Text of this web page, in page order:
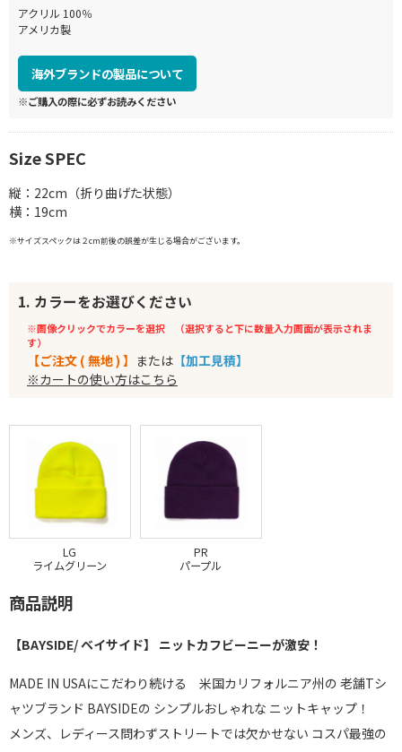
アクリル 100％
アメリカ製
海外ブランドの製品について
※ご購入の際に必ずお読みください
Size SPEC
縦：22cm（折り曲げた状態）
横：19cm
※サイズスペックは２cm前後の誤差が生じる場合がございます。
1. カラーをお選びください
※画像クリックでカラーを選択 （選択すると下に数量入力画面が表示されま
す）
【ご注文 ( 無地 ) 】 または 【加工見積】
※カートの使い方はこちら
LG
ライムグリーン
PR
パープル
商品説明
【BAYSIDE/ ベイサイド】 ニットカフビーニーが激安！
MADE IN USAにこだわり続ける 米国カリフォルニア州の 老舗Tシ
ャツブランド BAYSIDEの シンプルおしゃれな ニットキャップ！
メンズ、レディース問わずストリートでは欠かせない コスパ最強の